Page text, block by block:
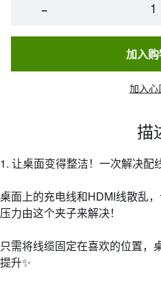
−
加入
加入心
描
1. 让桌面变得整洁！一次解决配
桌面上的充电线和HDMI线散乱
压力由这个夹子来解决！
只需将线缆固定在喜欢的位置，
提升✨